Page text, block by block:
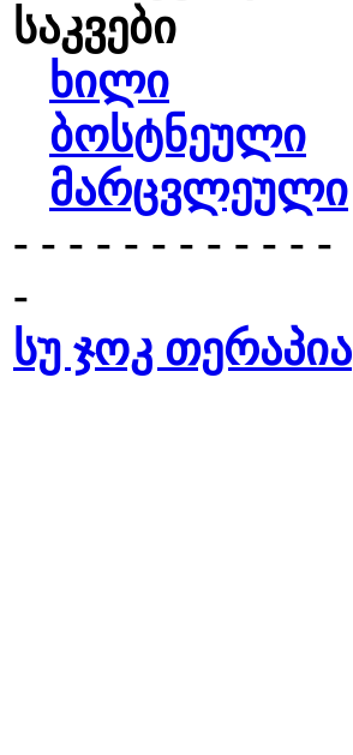
საკვები
ხილი
ბოსტნეული
მარცვლეული
- - - - - - - - - - - -
-
სუ ჯოკ თერაპია